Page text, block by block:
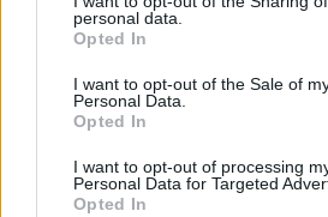
personal data.
Opted In
I want to opt-out of the Sale of
Personal Data.
Opted In
I want to opt-out of processing
Personal Data for Targeted
Opted In